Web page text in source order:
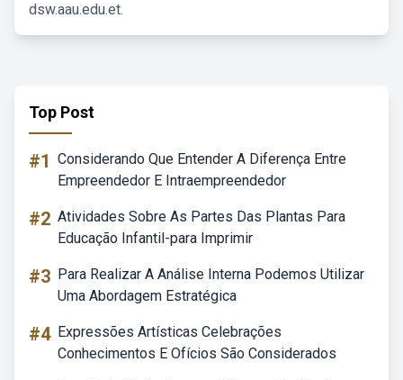
dsw.aau.edu.et.
Top Post
#1 Considerando Que Entender A Diferença Entre
Empreendedor E Intraempreendedor
#2 Atividades Sobre As Partes Das Plantas Para
Educação Infantil-para Imprimir
#3 Para Realizar A Análise Interna Podemos Utilizar
Uma Abordagem Estratégica
#4 Expressões Artísticas Celebrações
Conhecimentos E Ofícios São Considerados